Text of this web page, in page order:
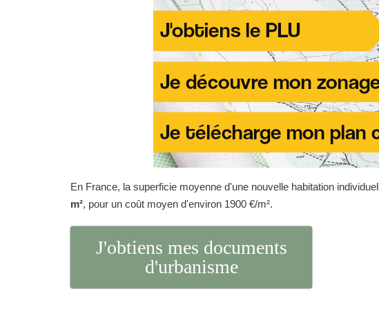
En France, la superficie moyenne d'une nouvelle habitation
m², pour un coût moyen d'environ 1900 €/m².
J'obtiens mes documents
d'urbanisme